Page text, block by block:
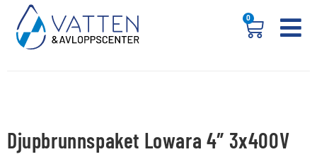
0
Djupbrunnspaket Lowara 4″ 3x400V